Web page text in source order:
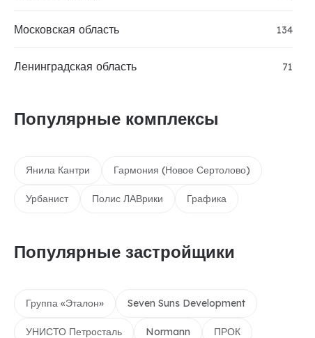
Московская область 134
Ленинградская область 71
Популярные комплексы
Янила Кантри Гармония (Новое Сертолово)
Урбанист Полис ЛАВрики Графика
Популярные застройщики
Группа «Эталон» Seven Suns Development
УНИСТО Петросталь Normann ПРОК